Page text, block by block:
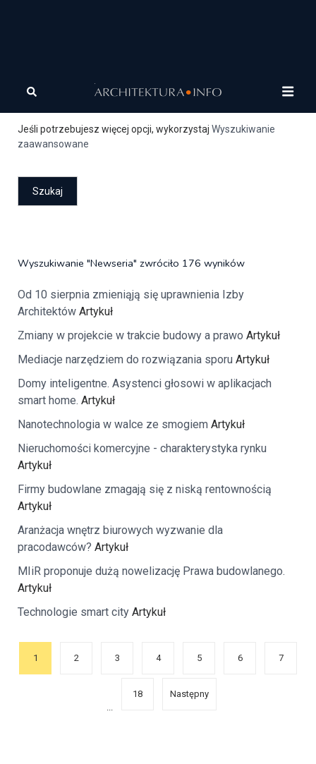
Jeśli potrzebujesz więcej opcji, wykorzystaj Wyszukiwanie
zaawansowane
Wyszukiwanie "Newseria" zwróciło 176 wyników
Od 10 sierpnia zmieniąją się uprawnienia Izby
Architektów Artykuł
Zmiany w projekcie w trakcie budowy a prawo Artykuł
Mediacje narzędziem do rozwiązania sporu Artykuł
Domy inteligentne. Asystenci głosowi w aplikacjach
smart home. Artykuł
Nanotechnologia w walce ze smogiem Artykuł
Nieruchomości komercyjne - charakterystyka rynku
Artykuł
Firmy budowlane zmagają się z niską rentownością
Artykuł
Aranżacja wnętrz biurowych wyzwanie dla
pracodawców? Artykuł
MIiR proponuje dużą nowelizację Prawa budowlanego.
Artykuł
Technologie smart city Artykuł
1 2 3 4 5 6 7
...
18 Następny